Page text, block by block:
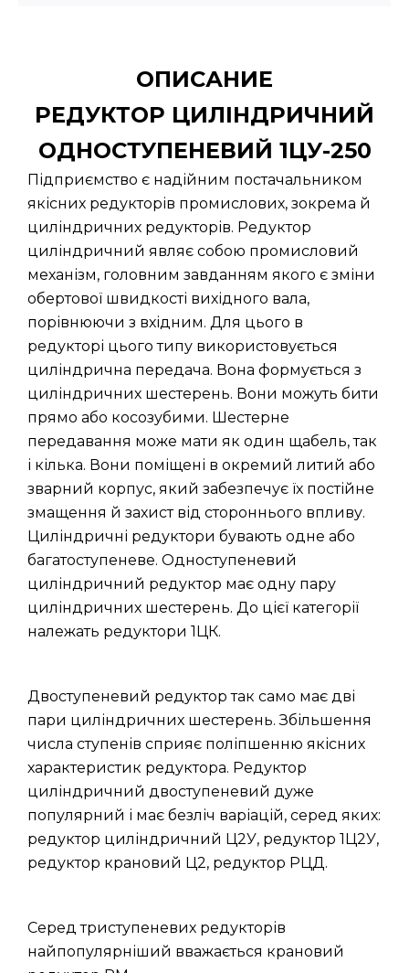
ОПИСАНИЕ
РЕДУКТОР ЦИЛІНДРИЧНИЙ
ОДНОСТУПЕНЕВИЙ 1ЦУ-250
Підприємство є надійним постачальником
якісних редукторів промислових, зокрема й
циліндричних редукторів. Редуктор
циліндричний являє собою промисловий
механізм, головним завданням якого є зміни
обертової швидкості вихідного вала,
порівнюючи з вхідним. Для цього в
редукторі цього типу використовується
циліндрична передача. Вона формується з
циліндричних шестерень. Вони можуть бити
прямо або косозубими. Шестерне
передавання може мати як один щабель, так
і кілька. Вони поміщені в окремий литий або
зварний корпус, який забезпечує їх постійне
змащення й захист від стороннього впливу.
Циліндричні редуктори бувають одне або
багатоступеневе. Одноступеневий
циліндричний редуктор має одну пару
циліндричних шестерень. До цієї категорії
належать редуктори 1ЦК.
Двоступеневий редуктор так само має дві
пари циліндричних шестерень. Збільшення
числа ступенів сприяє поліпшенню якісних
характеристик редуктора. Редуктор
циліндричний двоступеневий дуже
популярний і має безліч варіацій, серед яких:
редуктор циліндричний Ц2У, редуктор 1Ц2У,
редуктор крановий Ц2, редуктор РЦД.
Серед триступеневих редукторів
найпопулярніший вважається крановий